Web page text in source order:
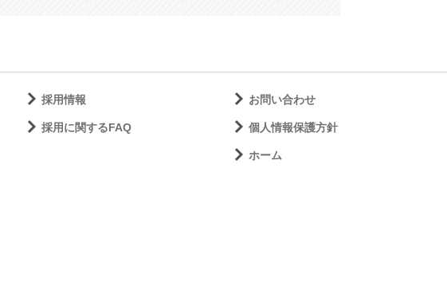
採用情報
採用に関するFAQ
お問い合わせ
個人情報保護方針
ホーム